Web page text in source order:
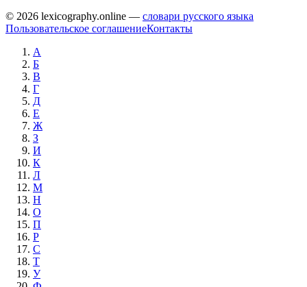
© 2026 lexicography.online — словари русского языка
Пользовательское соглашениеКонтакты
А
Б
В
Г
Д
Е
Ж
З
И
К
Л
М
Н
О
П
Р
С
Т
У